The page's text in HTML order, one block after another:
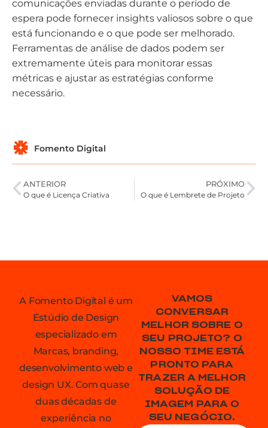
comunicações enviadas durante o período de
espera pode fornecer insights valiosos sobre o que
está funcionando e o que pode ser melhorado.
Ferramentas de análise de dados podem ser
extremamente úteis para monitorar essas
métricas e ajustar as estratégias conforme
necessário.
Fomento Digital
ANTERIOR
O que é Licença Criativa
PRÓXIMO
O que é Lembrete de Projeto
A Fomento Digital é um
Estúdio de Design
especializado em
Marcas, branding,
desenvolvimento web e
design UX. Com quase
duas décadas de
experiência no
VAMOS
CONVERSAR
MELHOR SOBRE O
SEU PROJETO? O
NOSSO TIME ESTÁ
PRONTO PARA
TRAZER A MELHOR
SOLUÇÃO DE
IMAGEM PARA O
SEU NEGÓCIO.